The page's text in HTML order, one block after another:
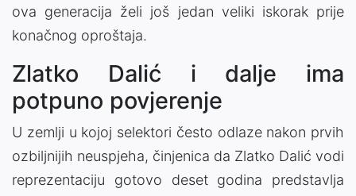
ova generacija želi još jedan veliki iskorak prije
konačnog oproštaja.
Zlatko Dalić i dalje ima
potpuno povjerenje
U zemlji u kojoj selektori često odlaze nakon prvih
ozbiljnijih neuspjeha, činjenica da Zlatko Dalić vodi
reprezentaciju gotovo deset godina predstavlja